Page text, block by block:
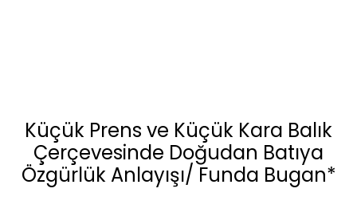
Küçük Prens ve Küçük Kara Balık
Çerçevesinde Doğudan Batıya
Özgürlük Anlayışı/ Funda Bugan*